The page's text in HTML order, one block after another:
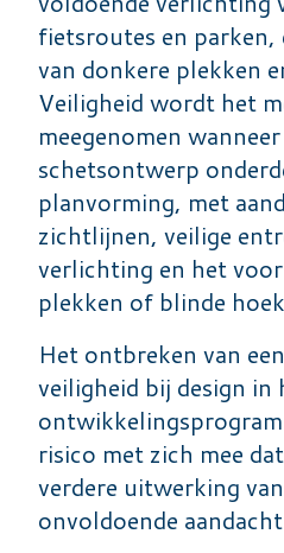
fietsroutes en
van donkere plekken
Veiligheid wordt het
meegenomen
schetsontwerp
planvorming, met
zichtlijnen, veilige
verlichting en het
plekken of blinde
Het ontbreken van
veiligheid bij design in
risico met zich mee
verdere uitwerking
onvoldoende